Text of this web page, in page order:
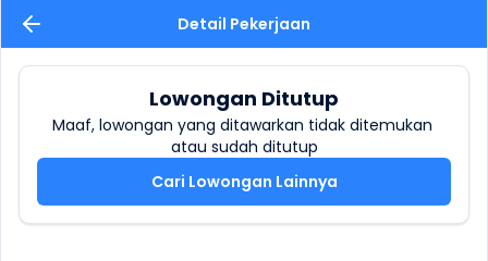
Detail Pekerjaan
Lowongan Ditutup
Maaf, lowongan yang ditawarkan tidak ditemukan
atau sudah ditutup
Cari Lowongan Lainnya